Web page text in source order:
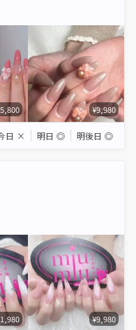
¥9,980
日 × 明日 ◎ 明後日 ◎
¥9,980